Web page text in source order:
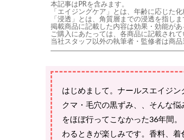
本記事はPRを含みます。
「エイジングケア」とは、年齢に応じた
「浸透」とは、角質層までの浸透を指しま
掲載商品に記載した内容は効果・効能が
ご購入にあたっては、各商品に記載され
当社スタッフ以外の執筆者・監修者は商品
はじめまして。ナールスエイジ
クマ・毛穴の黒ずみ、、そんな
をほぼ行ってこなかった36年間
わるときが楽しみです。香料、着